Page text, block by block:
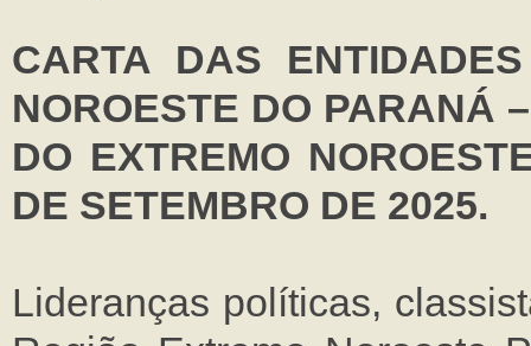
CARTA DAS
NOROESTE DO PARANÁ
DO EXTREMO
DE SETEMBRO DE 2025.
Lideranças políticas,